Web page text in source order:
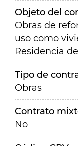
Objeto del
Obras de
uso como
Residencia
Tipo de
Obras
Contrato
No